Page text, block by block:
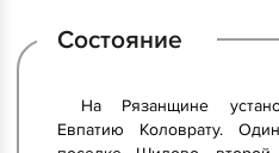
Состояние
На Рязанщине
Евпатию Коловрату.